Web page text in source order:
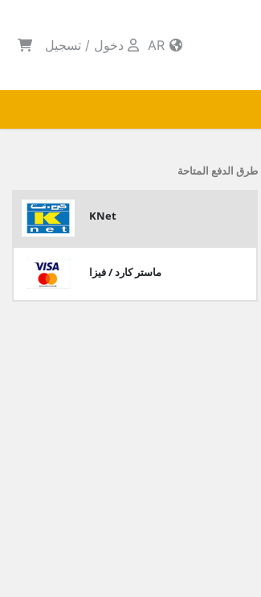
دخول / تسجيل
طرق الدفع المتاحة
KNet
ماستر كارد / فيزا